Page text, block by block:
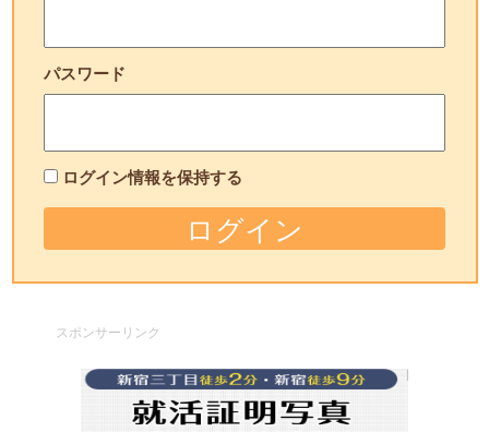
パスワード
ログイン情報を保持する
スポンサーリンク